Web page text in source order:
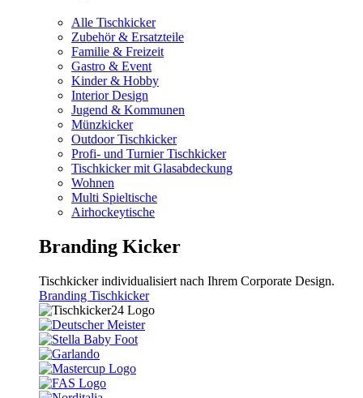
Alle Tischkicker
Zubehör & Ersatzteile
Familie & Freizeit
Gastro & Event
Kinder & Hobby
Interior Design
Jugend & Kommunen
Münzkicker
Outdoor Tischkicker
Profi- und Turnier Tischkicker
Tischkicker mit Glasabdeckung
Wohnen
Multi Spieltische
Airhockeytische
Branding Kicker
Tischkicker individualisiert nach Ihrem Corporate Design.
Branding Tischkicker